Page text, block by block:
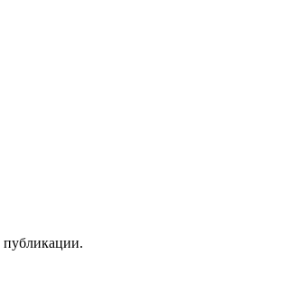
публикации.